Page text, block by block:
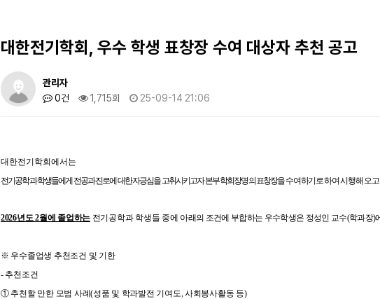
대한전기학회, 우수 학생 표창장 수여 대상자 추천 공고
관리자
0건
1,715회 25-09-14 21:06
대한전기학회에서는
전기공학과 학생들에게 전공과 진로에 대한 자긍심을 고취시키고자 본부 학회장명의 표창장을수여하기로 하여 시행해 오
2026년도2월에 졸업하는 전기공학과 학생들 중에 아래의 조건에 부합하는 우수학생은 정성인 교수(학과장)
※ 우수졸업생 추천조건 및 기한
- 추천조건
① 추천할 만한 모범 사례(성품 및 학과발전 기여도,사회봉사활동 등)